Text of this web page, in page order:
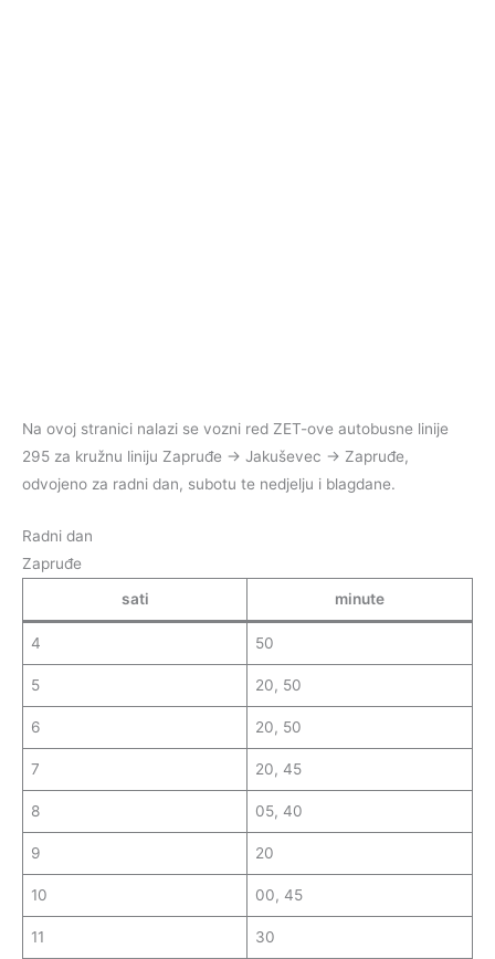
Na ovoj stranici nalazi se vozni red ZET-ove autobusne linije
295 za kružnu liniju Zapruđe → Jakuševec → Zapruđe,
odvojeno za radni dan, subotu te nedjelju i blagdane.
Radni dan
Zapruđe
sati
minute
4 50
5 20, 50
6 20, 50
7 20, 45
8 05, 40
9 20
10 00, 45
11 30